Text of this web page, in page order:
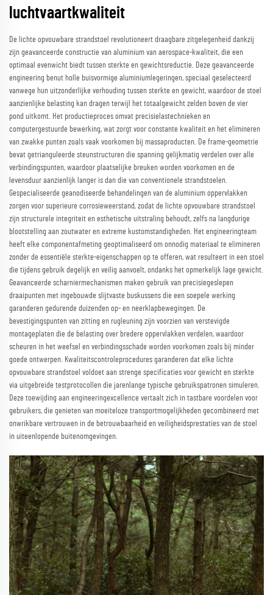
luchtvaartkwaliteit
De lichte opvouwbare strandstoel revolutioneert draagbare zitgelegenheid dankzij
zijn geavanceerde constructie van aluminium van aerospace-kwaliteit, die een
optimaal evenwicht biedt tussen sterkte en gewichtsreductie. Deze geavanceerde
engineering benut holle buisvormige aluminiumlegeringen, speciaal geselecteerd
vanwege hun uitzonderlijke verhouding tussen sterkte en gewicht, waardoor de stoel
aanzienlijke belasting kan dragen terwijl het totaalgewicht zelden boven de vier
pond uitkomt. Het productieproces omvat precisielastechnieken en
computergestuurde bewerking, wat zorgt voor constante kwaliteit en het elimineren
van zwakke punten zoals vaak voorkomen bij massaproducten. De frame-geometrie
bevat getrianguleerde steunstructuren die spanning gelijkmatig verdelen over alle
verbindingspunten, waardoor plaatselijke breuken worden voorkomen en de
levensduur aanzienlijk langer is dan die van conventionele strandstoelen.
Gespecialiseerde geanodiseerde behandelingen van de aluminium oppervlakken
zorgen voor superieure corrosieweerstand, zodat de lichte opvouwbare strandstoel
zijn structurele integriteit en esthetische uitstraling behoudt, zelfs na langdurige
blootstelling aan zoutwater en extreme kustomstandigheden. Het engineeringteam
heeft elke componentafmeting geoptimaliseerd om onnodig materiaal te elimineren
zonder de essentiële sterkte-eigenschappen op te offeren, wat resulteert in een stoel
die tijdens gebruik degelijk en veilig aanvoelt, ondanks het opmerkelijk lage gewicht.
Geavanceerde scharniermechanismen maken gebruik van precisiegeslepen
draaipunten met ingebouwde slijtvaste buskussens die een soepele werking
garanderen gedurende duizenden op- en neerklapbewegingen. De
bevestigingspunten van zitting en rugleuning zijn voorzien van verstevigde
montageplaten die de belasting over bredere oppervlakken verdelen, waardoor
scheuren in het weefsel en verbindingsschade worden voorkomen zoals bij minder
goede ontwerpen. Kwaliteitscontroleprocedures garanderen dat elke lichte
opvouwbare strandstoel voldoet aan strenge specificaties voor gewicht en sterkte
via uitgebreide testprotocollen die jarenlange typische gebruikspatronen simuleren.
Deze toewijding aan engineeringexcellence vertaalt zich in tastbare voordelen voor
gebruikers, die genieten van moeiteloze transportmogelijkheden gecombineerd met
onwrikbare vertrouwen in de betrouwbaarheid en veiligheidsprestaties van de stoel
in uiteenlopende buitenomgevingen.